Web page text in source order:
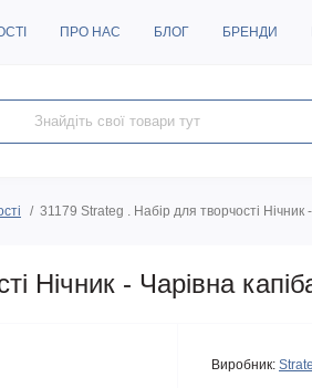
ПРО НАС БЛОГ БРЕНДИ
31179 Strateg . Набір для творчості Нічник
Нічник - Чарівна
Виробник: